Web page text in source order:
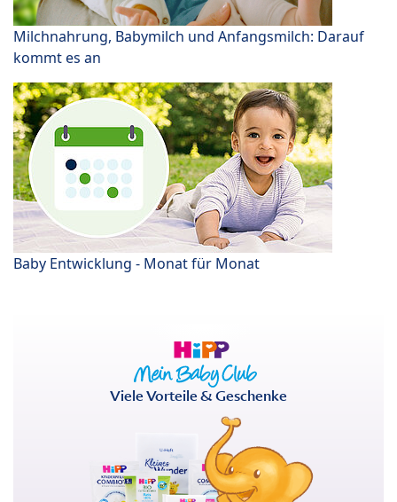
Milchnahrung, Babymilch und Anfangsmilch: Darauf
kommt es an
Baby Entwicklung - Monat für Monat
Viele Vorteile & Geschenke